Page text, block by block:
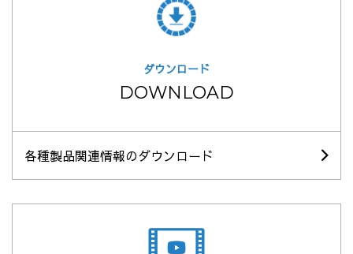
ダウンロード
DOWNLOAD
各種製品関連情報のダウンロード